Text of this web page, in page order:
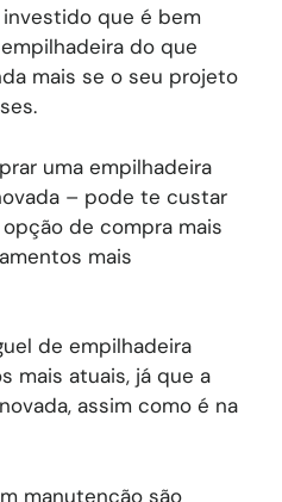
que é bem
do que
mais se o seu projeto
uma empilhadeira
– pode te custar
de compra mais
mais
de empilhadeira
mais atuais, já que a
assim como é na
manutenção são